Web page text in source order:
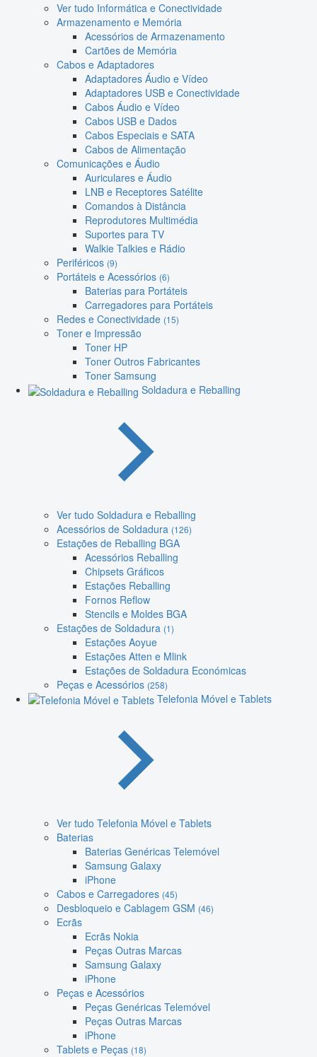
Ver tudo Informática e Conectividade
Armazenamento e Memória
Acessórios de Armazenamento
Cartões de Memória
Cabos e Adaptadores
Adaptadores Áudio e Vídeo
Adaptadores USB e Conectividade
Cabos Áudio e Vídeo
Cabos USB e Dados
Cabos Especiais e SATA
Cabos de Alimentação
Comunicações e Áudio
Auriculares e Áudio
LNB e Receptores Satélite
Comandos à Distância
Reprodutores Multimédia
Suportes para TV
Walkie Talkies e Rádio
Periféricos (9)
Portáteis e Acessórios (6)
Baterias para Portáteis
Carregadores para Portáteis
Redes e Conectividade (15)
Toner e Impressão
Toner HP
Toner Outros Fabricantes
Toner Samsung
Soldadura e Reballing
Ver tudo Soldadura e Reballing
Acessórios de Soldadura (126)
Estações de Reballing BGA
Acessórios Reballing
Chipsets Gráficos
Estações Reballing
Fornos Reflow
Stencils e Moldes BGA
Estações de Soldadura (1)
Estações Aoyue
Estações Atten e Mlink
Estações de Soldadura Económicas
Peças e Acessórios (258)
Telefonia Móvel e Tablets
Ver tudo Telefonia Móvel e Tablets
Baterias
Baterias Genéricas Telemóvel
Samsung Galaxy
iPhone
Cabos e Carregadores (45)
Desbloqueio e Cablagem GSM (46)
Ecrãs
Ecrãs Nokia
Peças Outras Marcas
Samsung Galaxy
iPhone
Peças e Acessórios
Peças Genéricas Telemóvel
Peças Outras Marcas
iPhone
Tablets e Peças (18)